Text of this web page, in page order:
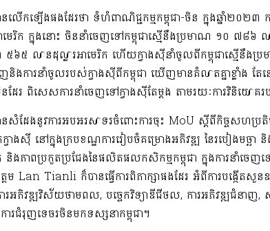
លើកឡើងផងដែរថា ទំហំពាណិជ្ជកម្មកម្ពុជា-ចិន ក្នុងឆ្នាំ២០២
រិក ក្នុងនោះ ចិននាំចេញទៅកម្ពុជាស្មើនឹងប្រមាណ ១០ ៧៨៦ លា
៦៥ លានដុល្លារអាមេរិក ហើយក្វាងស៊ីនាំចូលពីកម្ពុជាស្មើនឹងប្
និងការនាំចូលរបស់ក្វាងស៊ីពីកម្ពុជា ឃើញមានគំលាតគ្នាខ្លាំង តែ
នដែរ ពិសេសការនាំចេញទៅក្វាងស៊ីតែម្តង តាមរយៈការវិនិយោគ
សំដែងនូវការអបអរសាទរចំពោះការចុះ MoU ស្តីពីកិច្ចសហប្រ
ងស៊ី នៅក្នុងក្របខណ្ឌការរៀបចំគម្រោងអភិវឌ្ឍ នៃរបៀងមច្ឆា និ
ាពប្រកួតប្រជែងនៃផលិតផលកសិកម្មកម្ពុជា ក្នុងការនាំចេញទៅ
ម Lan Tianli ក៏បានធ្វើការពិភាក្សាផងដែរ អំពីការបង្កើតសួន
រអភិវឌ្ឍវិស័យថាមពល, បច្ចេកវិទ្យាឌីជីថល, ការអភិវឌ្ឍជំនាញ
ារជំរុញទេចរចិនមកទស្សនាកម្ពុជា។